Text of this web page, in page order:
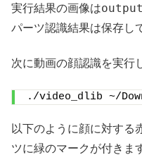
実行結果の画像は
パーツ認識結果は保存し
次に動画の顔認識を実行
./video_dlib ~/
以下のように顔に対する
ツに緑のマークが付きま